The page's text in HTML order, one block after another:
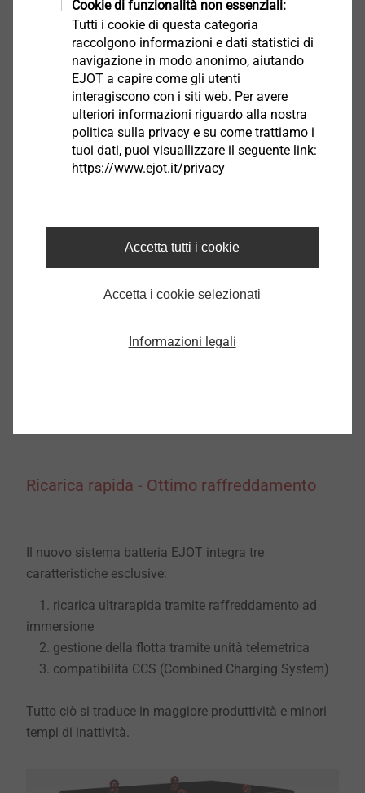
Ricarica rapida - Ottimo raffreddamento
Il nuovo sistema batteria EJOT integra tre
caratteristiche esclusive:
1. ricarica ultrarapida tramite raffreddamento ad
immersione
2. gestione della flotta tramite unità telemetrica
3. compatibilità CCS (Combined Charging System)
Tutto ciò si traduce in maggiore produttività e minori
tempi di inattività.
Cookie di funzionalità non essenziali:
Tutti i cookie di questa categoria
raccolgono informazioni e dati statistici di
navigazione in modo anonimo, aiutando
EJOT a capire come gli utenti
interagiscono con i siti web. Per avere
ulteriori informazioni riguardo alla nostra
politica sulla privacy e su come trattiamo i
tuoi dati, puoi visuallizzare il seguente link:
https://www.ejot.it/privacy
Accetta tutti i cookie
Accetta i cookie selezionati
Informazioni legali